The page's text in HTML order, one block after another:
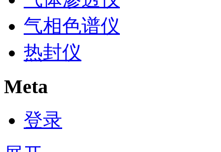
气相色谱仪
热封仪
Meta
登录